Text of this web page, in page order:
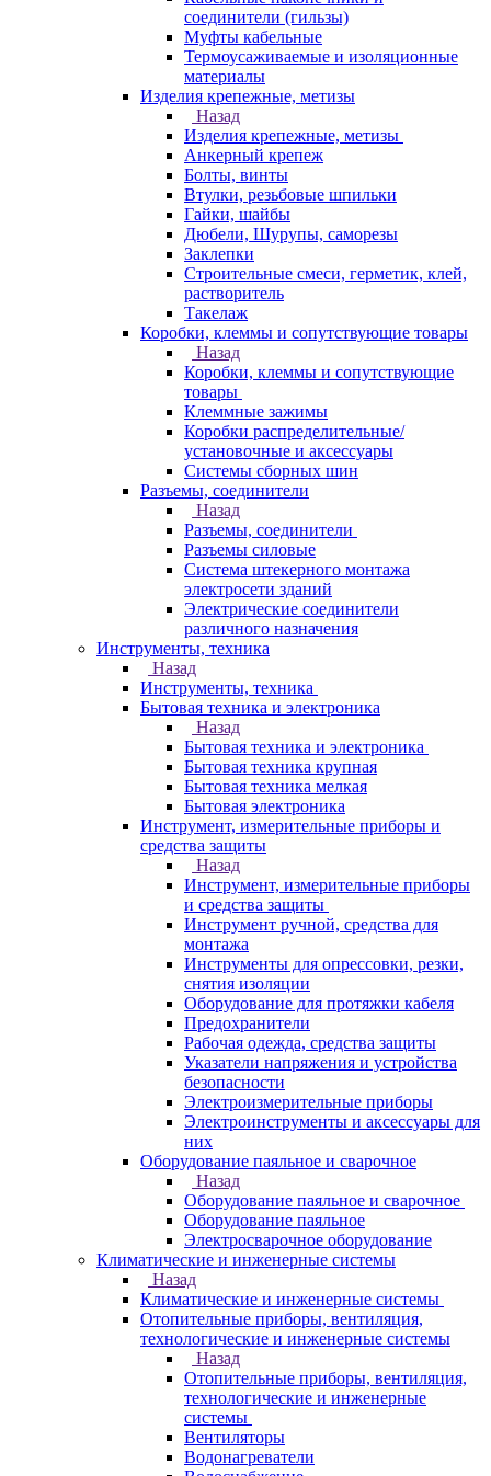
соединители (гильзы)
Муфты кабельные
Термоусаживаемые и изоляционные
материалы
Изделия крепежные, метизы
Назад
Изделия крепежные, метизы
Анкерный крепеж
Болты, винты
Втулки, резьбовые шпильки
Гайки, шайбы
Дюбели, Шурупы, саморезы
Заклепки
Строительные смеси, герметик, клей,
растворитель
Такелаж
Коробки, клеммы и сопутствующие товары
Назад
Коробки, клеммы и сопутствующие
товары
Клеммные зажимы
Коробки распределительные/
установочные и аксессуары
Системы сборных шин
Разъемы, соединители
Назад
Разъемы, соединители
Разъемы силовые
Система штекерного монтажа
электросети зданий
Электрические соединители
различного назначения
Инструменты, техника
Назад
Инструменты, техника
Бытовая техника и электроника
Назад
Бытовая техника и электроника
Бытовая техника крупная
Бытовая техника мелкая
Бытовая электроника
Инструмент, измерительные приборы и
средства защиты
Назад
Инструмент, измерительные приборы
и средства защиты
Инструмент ручной, средства для
монтажа
Инструменты для опрессовки, резки,
снятия изоляции
Оборудование для протяжки кабеля
Предохранители
Рабочая одежда, средства защиты
Указатели напряжения и устройства
безопасности
Электроизмерительные приборы
Электроинструменты и аксессуары для
них
Оборудование паяльное и сварочное
Назад
Оборудование паяльное и сварочное
Оборудование паяльное
Электросварочное оборудование
Климатические и инженерные системы
Назад
Климатические и инженерные системы
Отопительные приборы, вентиляция,
технологические и инженерные системы
Назад
Отопительные приборы, вентиляция,
технологические и инженерные
системы
Вентиляторы
Водонагреватели